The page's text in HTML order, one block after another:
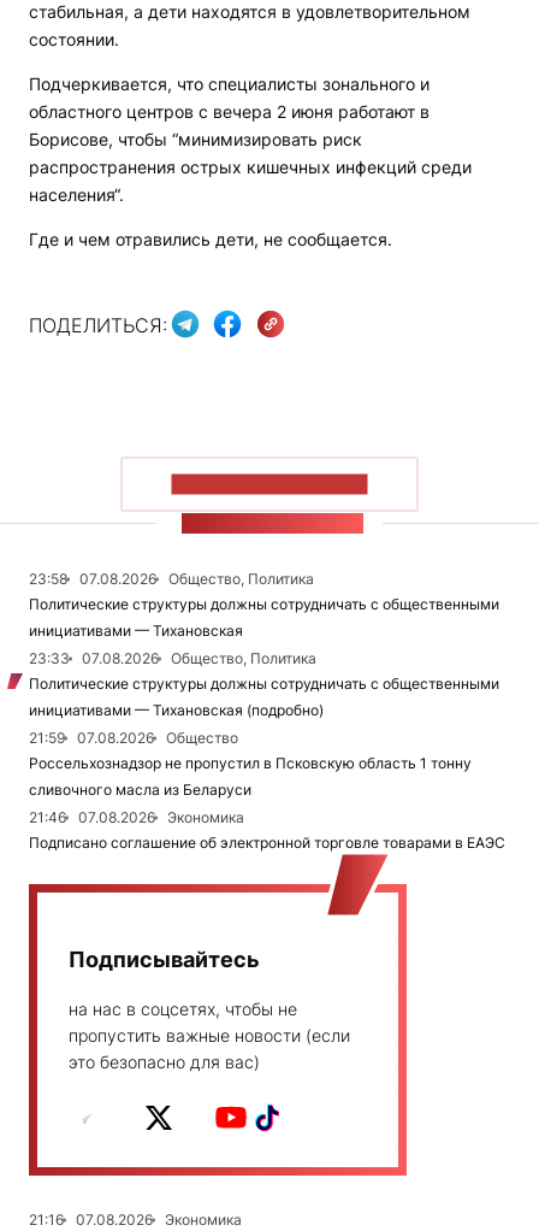
стабильная, а дети находятся в удовлетворительном
состоянии.
Подчеркивается, что специалисты зонального и
областного центров с вечера 2 июня работают в
Борисове, чтобы “минимизировать риск
распространения острых кишечных инфекций среди
населения“.
Где и чем отравились дети, не сообщается.
ПОДЕЛИТЬСЯ:
23:58 07.08.2026
Общество, Политика
Политические структуры должны сотрудничать с общественными
инициативами — Тихановская
23:33
07.08.2026
Общество, Политика
Политические структуры должны сотрудничать с общественными
инициативами — Тихановская (подробно)
21:59
07.08.2026
Общество
Россельхознадзор не пропустил в Псковскую область 1 тонну
сливочного масла из Беларуси
21:46
07.08.2026
Экономика
Подписано соглашение об электронной торговле товарами в ЕАЭС
Подписывайтесь
на нас в соцсетях, чтобы не
пропустить важные новости (если
это безопасно для вас)
21:16 07.08.2026
Экономика